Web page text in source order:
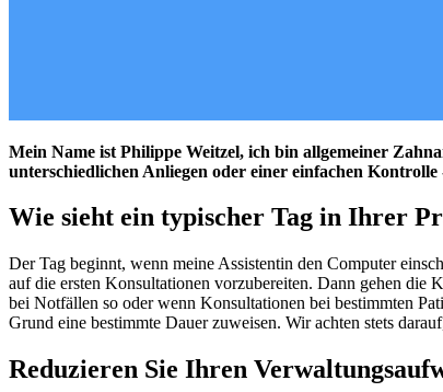
Mein Name ist Philippe Weitzel, ich bin allgemeiner
unterschiedlichen Anliegen oder einer einfachen
Wie sieht ein typischer Tag in Ihrer
Der Tag beginnt, wenn meine Assistentin den Computer
auf die ersten Konsultationen vorzubereiten. Dann gehen die
bei Notfällen so oder wenn Konsultationen bei bestimmten
Grund eine bestimmte Dauer zuweisen. Wir achten stets
Reduzieren Sie Ihren